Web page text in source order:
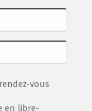
vous
en libre-